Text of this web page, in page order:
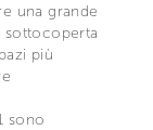
una grande
sottocoperta
più
sono